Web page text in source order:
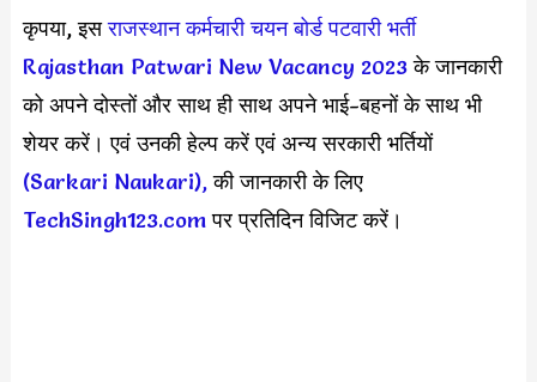
कृपया, इसराजस्थान कर्मचारी चयन बोर्ड पटवारी भर्ती
Rajasthan Patwari New Vacancy 2023के जानकारी
को अपने दोस्तों और साथ ही साथ अपने भाई-बहनों के साथ भी
शेयर करें। एवं उनकी हेल्प करें एवं अन्य सरकारी भर्तियों
(Sarkari Naukari),की जानकारी के लिए
TechSingh123.comपर प्रतिदिन विजिट करें।